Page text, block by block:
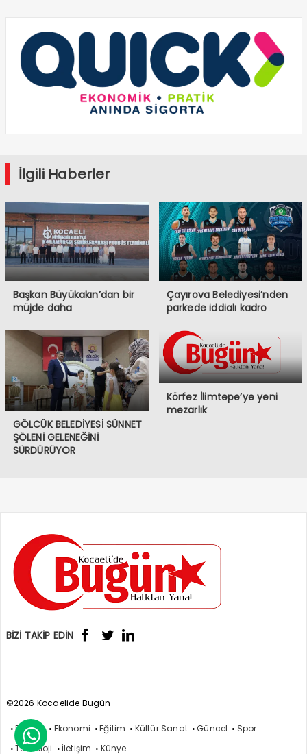
İlgili Haberler
Başkan Büyükakın’dan bir
müjde daha
Çayırova Belediyesi’nden
parkede iddialı kadro
GÖLCÜK BELEDİYESİ SÜNNET
ŞÖLENİ GELENEĞİNİ
SÜRDÜRÜYOR
Körfez İlimtepe’ye yeni
mezarlık
BİZİ TAKİP EDİN
©2026 Kocaelide Bugün
Politika Ekonomi Eğitim Kültür Sanat Güncel
Spor
Teknoloji
İletişim Künye
